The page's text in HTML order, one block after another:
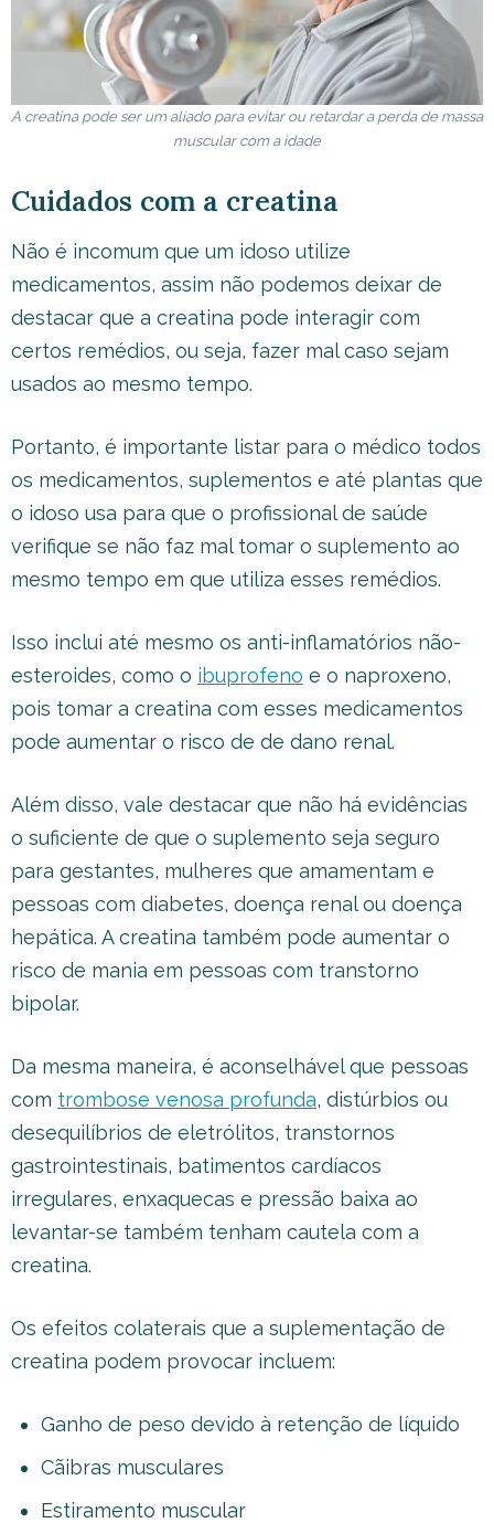
A creatina pode ser um aliado para evitar ou retardar a perda de massa
muscular com a idade
Cuidados com a creatina
Não é incomum que um idoso utilize
medicamentos, assim não podemos deixar de
destacar que a creatina pode interagir com
certos remédios, ou seja, fazer mal caso sejam
usados ao mesmo tempo.
Portanto, é importante listar para o médico todos
os medicamentos, suplementos e até plantas que
o idoso usa para que o profissional de saúde
verifique se não faz mal tomar o suplemento ao
mesmo tempo em que utiliza esses remédios.
Isso inclui até mesmo os anti-inflamatórios não-
esteroides, como o ibuprofeno e o naproxeno,
pois tomar a creatina com esses medicamentos
pode aumentar o risco de de dano renal.
Além disso, vale destacar que não há evidências
o suficiente de que o suplemento seja seguro
para gestantes, mulheres que amamentam e
pessoas com diabetes, doença renal ou doença
hepática. A creatina também pode aumentar o
risco de mania em pessoas com transtorno
bipolar.
Da mesma maneira, é aconselhável que pessoas
com trombose venosa profunda, distúrbios ou
desequilíbrios de eletrólitos, transtornos
gastrointestinais, batimentos cardíacos
irregulares, enxaquecas e pressão baixa ao
levantar-se também tenham cautela com a
creatina.
Os efeitos colaterais que a suplementação de
creatina podem provocar incluem:
Ganho de peso devido à retenção de líquido
Cãibras musculares
Estiramento muscular